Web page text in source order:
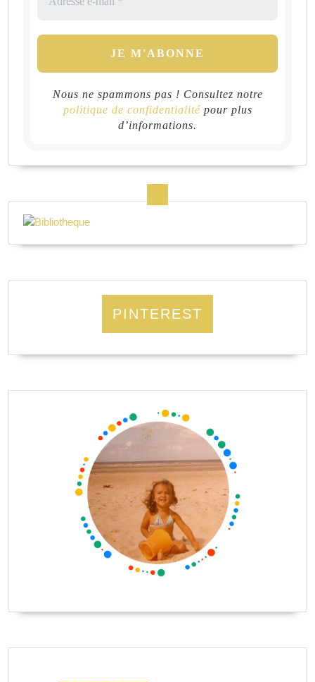
Nous ne spammons pas ! Consultez notre
politique de confidentialitépour plus
d’informations.
PINTEREST